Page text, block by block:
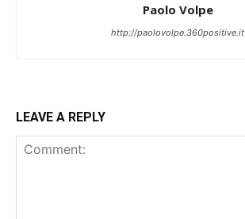
Paolo Volpe
http://paolovolpe.360positive.it
LEAVE A REPLY